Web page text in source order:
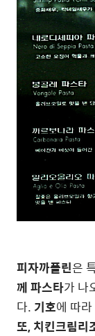
피자까플린은
께 파스타가 나
다. 기호에 따라
또, 치킨크림리